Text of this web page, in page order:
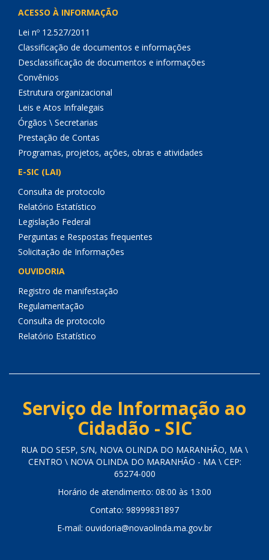
ACESSO À INFORMAÇÃO
Lei nº 12.527/2011
Classificação de documentos e informações
Desclassificação de documentos e informações
Convênios
Estrutura organizacional
Leis e Atos Infralegais
Órgãos \ Secretarias
Prestação de Contas
Programas, projetos, ações, obras e atividades
E-SIC (LAI)
Consulta de protocolo
Relatório Estatístico
Legislação Federal
Perguntas e Respostas frequentes
Solicitação de Informações
OUVIDORIA
Registro de manifestação
Regulamentação
Consulta de protocolo
Relatório Estatístico
Serviço de Informação ao
Cidadão - SIC
RUA DO SESP, S/N, NOVA OLINDA DO MARANHÃO, MA \
CENTRO \ NOVA OLINDA DO MARANHÃO - MA \ CEP:
65274-000
Horário de atendimento: 08:00 às 13:00
Contato: 98999831897
E-mail: ouvidoria@novaolinda.ma.gov.br